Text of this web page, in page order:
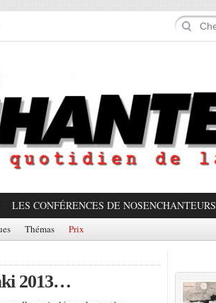
LES CONFÉRENCES DE NOSENCHANTEURS
Thémas Prix
2013…